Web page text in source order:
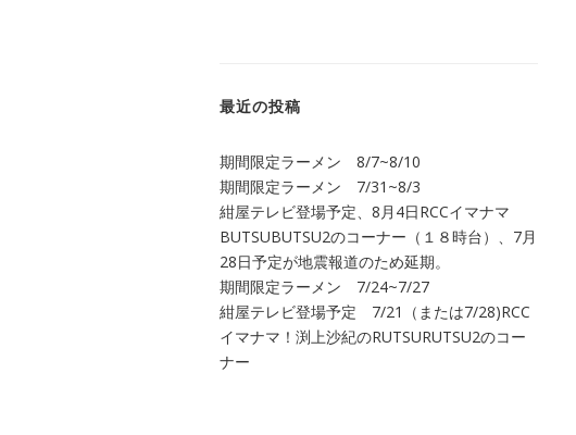
最近の投稿
期間限定ラーメン 8/7~8/10
期間限定ラーメン 7/31~8/3
紺屋テレビ登場予定、8月4日RCCイマナマ
BUTSUBUTSU2のコーナー（１８時台）、7月
28日予定が地震報道のため延期。
期間限定ラーメン 7/24~7/27
紺屋テレビ登場予定 7/21（または7/28)RCC
イマナマ！渕上沙紀のRUTSURUTSU2のコー
ナー